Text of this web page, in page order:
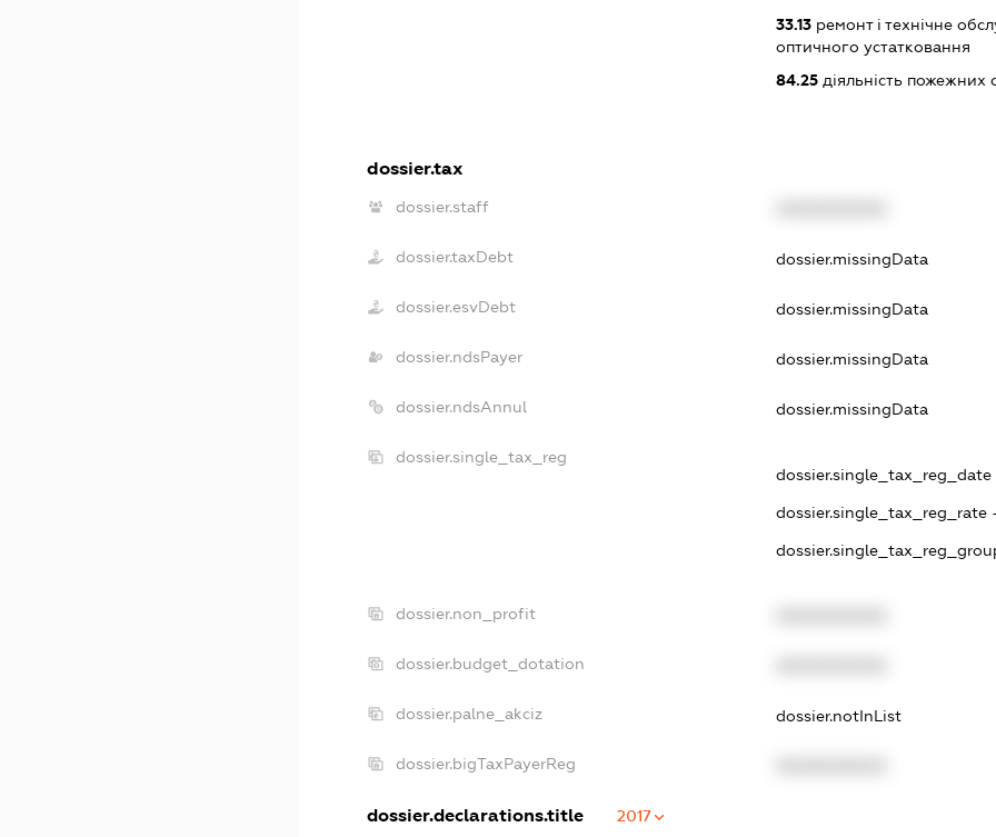
33.13 ремонт і технічне
оптичного устатковання
84.25 діяльність пожежних
dossier.tax
dossier.staff
dossier.taxDebt dossier.missingData
dossier.esvDebt dossier.missingData
dossier.ndsPayer dossier.missingData
dossier.ndsAnnul dossier.missingData
dossier.single_tax_reg
dossier.single_tax_reg_date
dossier.single_tax_reg_rate
dossier.non_profit
dossier.budget_dotation
dossier.palne_akciz dossier.notInList
dossier.bigTaxPayerReg
dossier.declarations.title 2017